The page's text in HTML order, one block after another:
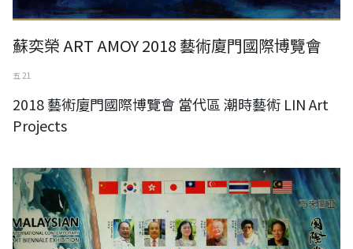
蘇奕榮 ART AMOY 2018 藝術廈門國際博覽會
五 21
2018 藝術廈門國際博覽會 當代區 潮時藝術 LIN Art
Projects
馬來西亞國際當代藝術雙年展